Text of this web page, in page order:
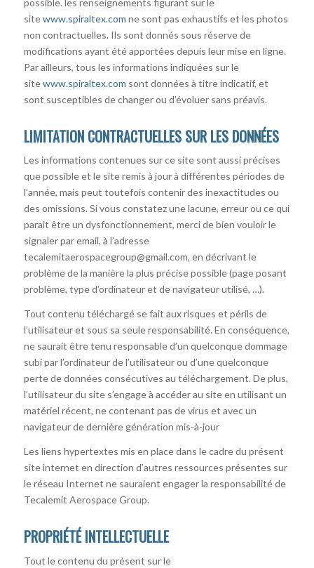
sitewww.spiraltex.com ne sont pas exhaustifs et les photos
non contractuelles. Ils sont donnés sous réserve de
modifications ayant été apportées depuis leur mise en ligne.
Par ailleurs, tous les informations indiquées sur le
sitewww.spiraltex.com sont données à titre indicatif, et
sont susceptibles de changer ou d’évoluer sans préavis.
LIMITATION CONTRACTUELLES SUR LES DONNÉES
Les informations contenues sur ce site sont aussi précises
que possible et le site remis à jour à différentes périodes de
l’année, mais peut toutefois contenir des inexactitudes ou
des omissions. Si vous constatez une lacune, erreur ou ce qui
parait être un dysfonctionnement, merci de bien vouloir le
signaler par email, à l’adresse
tecalemitaerospacegroup@gmail.com, en décrivant le
problème de la manière la plus précise possible (page posant
problème, type d’ordinateur et de navigateur utilisé, …).
Tout contenu téléchargé se fait aux risques et périls de
l’utilisateur et sous sa seule responsabilité. En conséquence,
ne saurait être tenu responsable d’un quelconque dommage
subi par l’ordinateur de l’utilisateur ou d’une quelconque
perte de données consécutives au téléchargement. De plus,
l’utilisateur du site s’engage à accéder au site en utilisant un
matériel récent, ne contenant pas de virus et avec un
navigateur de dernière génération mis-à-jour
Les liens hypertextes mis en place dans le cadre du présent
site internet en direction d’autres ressources présentes sur
le réseau Internet ne sauraient engager la responsabilité de
Tecalemit Aerospace Group.
PROPRIÉTÉ INTELLECTUELLE
Tout le contenu du présent sur le